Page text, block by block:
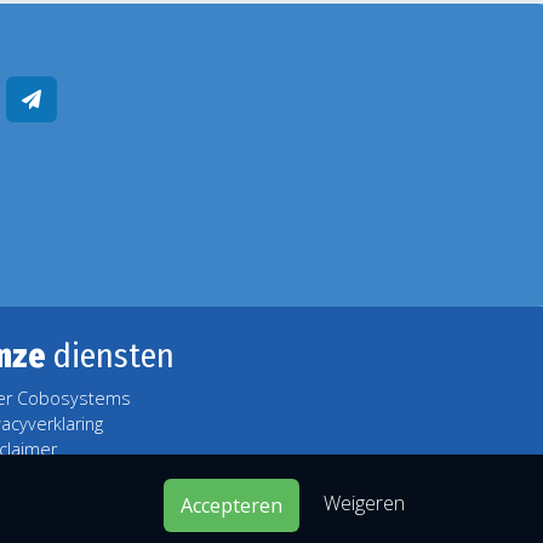
diensten
Cobosystems
Accepteren Weigeren